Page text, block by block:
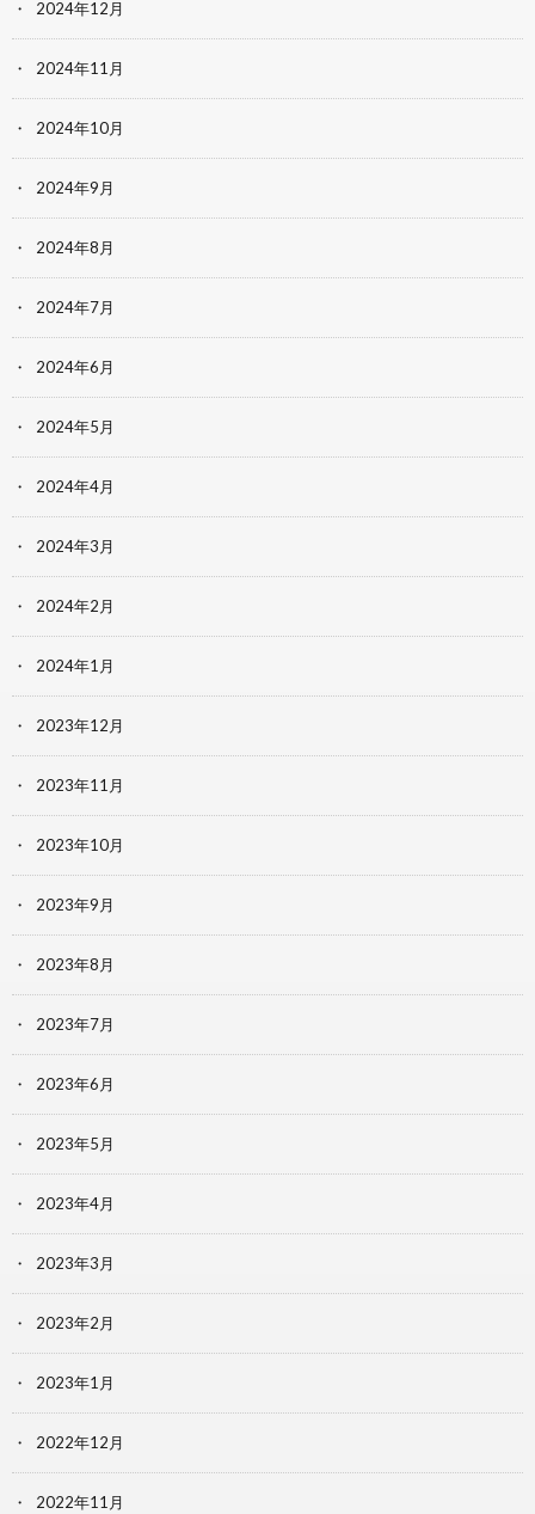
2024年12月
2024年11月
2024年10月
2024年9月
2024年8月
2024年7月
2024年6月
2024年5月
2024年4月
2024年3月
2024年2月
2024年1月
2023年12月
2023年11月
2023年10月
2023年9月
2023年8月
2023年7月
2023年6月
2023年5月
2023年4月
2023年3月
2023年2月
2023年1月
2022年12月
2022年11月